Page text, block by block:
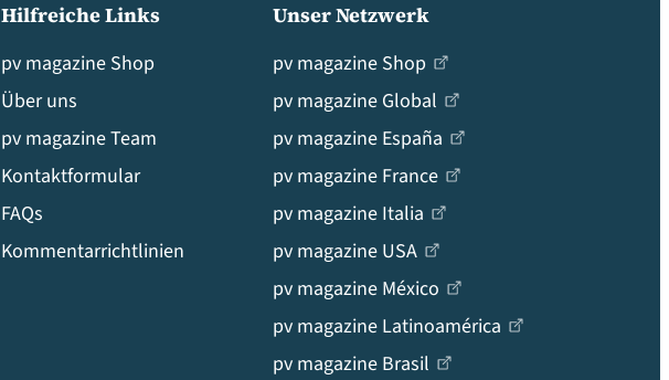
Hilfreiche Links
pv magazine Shop
Über uns
pv magazine Team
Kontaktformular
FAQs
Kommentarrichtlinien
Unser Netzwerk
pv magazine Shop
pv magazine Global
pv magazine España
pv magazine France
pv magazine Italia
pv magazine USA
pv magazine México
pv magazine Latinoamérica
pv magazine Brasil